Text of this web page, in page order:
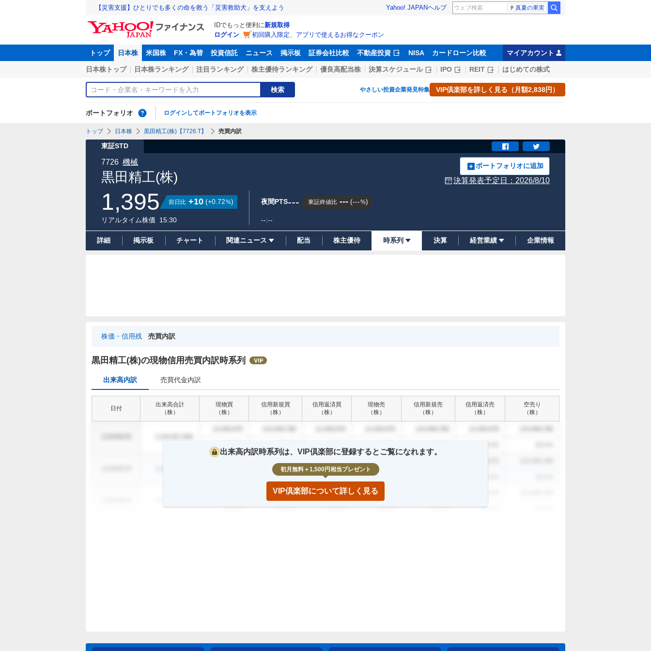
【災害支援】ひとりでも多くの命を救う「災害救助犬」を支えよう Yahoo! JAPANヘルプ 真夏の果実
IDでもっと便利に新規取得
ログイン
初回購入限定、アプリで使えるお得なクーポン
トップ 日本株 米国株 FX・為替 投資信託 ニュース 掲示板 証券会社比較 不動産投資 NISA カードローン比較 マイアカウント
日本株トップ 日本株ランキング 注目ランキング 株主優待ランキング 優良高配当株 決算スケジュール IPO REIT はじめての株式
検索 やさしい投資企業発見特集 VIP倶楽部を詳しく見る（月額2,838円）
ポートフォリオ ログインしてポートフォリオを表示
トップ 日本株 黒田精工(株)【7726.T】 売買内訳
東証STD
黒田精工(株)
7726 機械 ポートフォリオに追加
決算発表予定日： 2026/8/10
1,395 前日比 +10 (+0.72%)
リアルタイム株価 15:30
夜間PTS--- 東証終値比 --- (---%)
--:--
詳細 掲示板 チャート 関連ニュース 配当 株主優待 時系列 決算 経営業績 企業情報
株価・信用残 売買内訳
黒田精工(株)の現物信用売買内訳時系列
来
訳
出来高内訳 売買代金内訳
日付
出来高合計
（株）
現物買
（株）
信用新規買
（株）
信用返済買
（株）
現物売
（株）
信用新規売
（株）
信用返済売
（株）
空売り
（株）
23.4% 12.3%
123,456,789 12,345,678 12,345,678
12.3% 23.4% 12.3% 12.3% 23.4% 12.3
出来高内訳時系列は、VIP倶楽部に登録するとご覧になれます。
初月無料＋1,500円相当プレゼント
VIP倶楽部について詳しく見る